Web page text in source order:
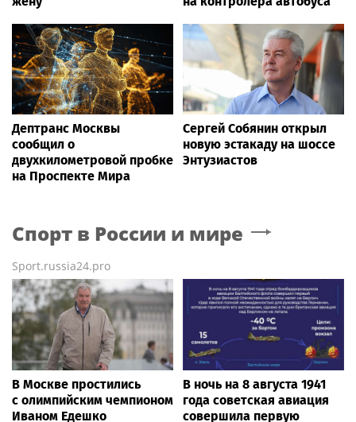
Дептранс Москвы
сообщил о
двухкилометровой пробке
на Проспекте Мира
Сергей Собянин открыл
новую эстакаду на шоссе
Энтузиастов
Спорт в России и мире
Sport.russia24.pro
В Москве простились
с олимпийским чемпионом
Иваном Едешко
В ночь на 8 августа 1941
года советская авиация
совершила первую